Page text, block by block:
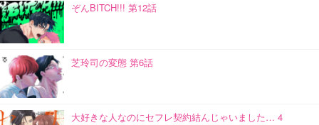
ぞんBITCH!!! 第12話
芝玲司の変態 第6話
大好きな人なのにセフレ契約結んじゃいました… 4